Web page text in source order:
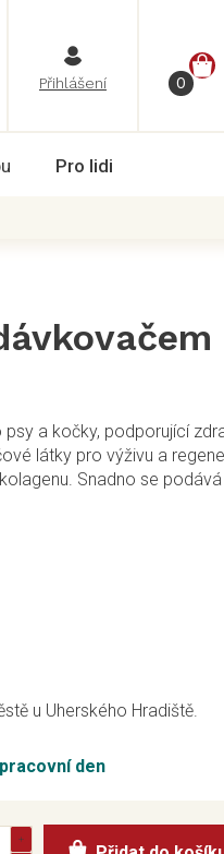
Pro lidi
den
psy a kočky, podporující
látky pro výživu a
Snadno se
u Uherského Hradiště.